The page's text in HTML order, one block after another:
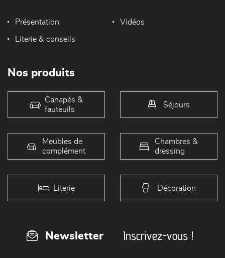
Présentation Vidéos
Literie & conseils
Nos produits
Canapés &
fauteuils
Séjours
Meubles de
complément
Chambres &
dressing
Literie Décoration
Newsletter Inscrivez-vous !